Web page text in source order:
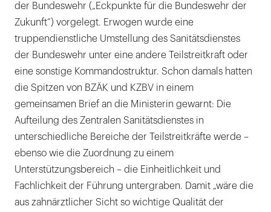
der Bundeswehr („Eckpunkte für die Bundeswehr der
Zukunft“) vorgelegt. Erwogen wurde eine
truppendienstliche Umstellung des Sanitätsdienstes
der Bundeswehr unter eine andere Teilstreitkraft oder
eine sonstige Kommandostruktur. Schon damals hatten
die Spitzen von BZÄK und KZBV in einem
gemeinsamen Brief an die Ministerin gewarnt: Die
Aufteilung des Zentralen Sanitätsdienstes in
unterschiedliche Bereiche der Teilstreitkräfte werde –
ebenso wie die Zuordnung zu einem
Unterstützungsbereich – die Einheitlichkeit und
Fachlichkeit der Führung untergraben. Damit „wäre die
aus zahnärztlicher Sicht so wichtige Qualität der